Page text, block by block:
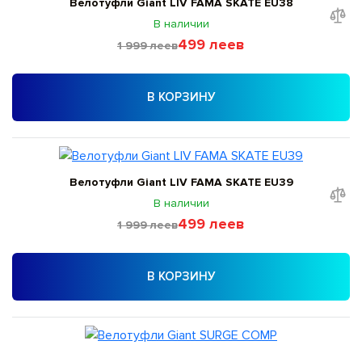
Велотуфли Giant LIV FAMA SKATE EU38
В наличии
1 999 леев499 леев
В КОРЗИНУ
Велотуфли Giant LIV FAMA SKATE EU39
В наличии
1 999 леев499 леев
В КОРЗИНУ